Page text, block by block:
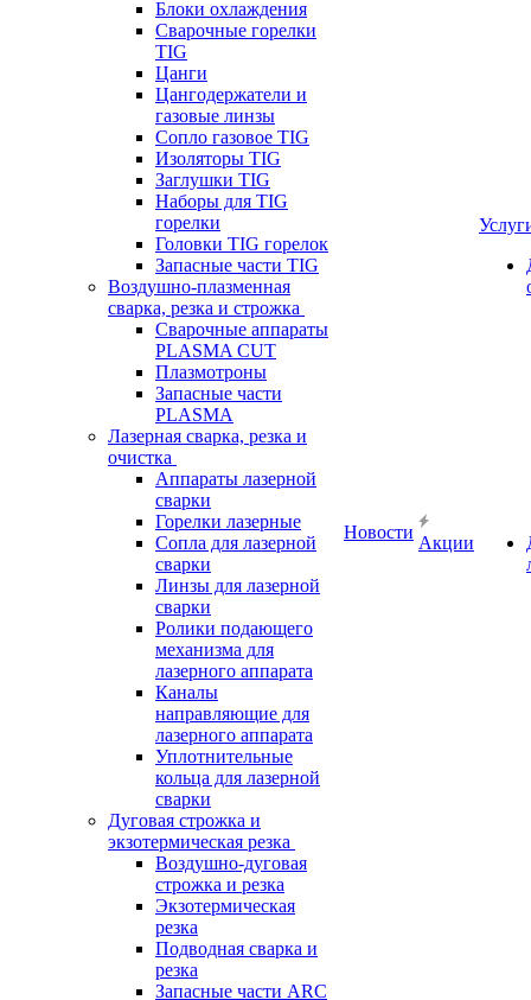
Блоки охлаждения
Сварочные горелки
TIG
Цанги
Цангодержатели и
газовые линзы
Сопло газовое TIG
Изоляторы TIG
Заглушки TIG
Наборы для TIG
горелки
Головки TIG горелок
Запасные части TIG
Воздушно-плазменная
сварка, резка и строжка
Сварочные аппараты
PLASMA CUT
Плазмотроны
Запасные части
PLASMA
Лазерная сварка, резка и
очистка
Аппараты лазерной
сварки
Горелки лазерные
Сопла для лазерной
сварки
Линзы для лазерной
сварки
Ролики подающего
механизма для
лазерного аппарата
Каналы
направляющие для
лазерного аппарата
Уплотнительные
кольца для лазерной
сварки
Дуговая строжка и
экзотермическая резка
Воздушно-дуговая
строжка и резка
Экзотермическая
резка
Подводная сварка и
резка
Запасные части ARC
Новости
Акции